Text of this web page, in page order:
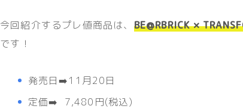
今回紹介するプレ値商品は、 BE@RBRICK ×
です！
発売日➡️11月20日
定価➡️ 7,480円(税込)